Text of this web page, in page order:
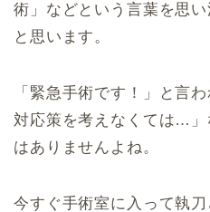
術」などという言葉を思
と思います。
「緊急手術です！」と言
対応策を考えなくては…
はありませんよね。
今すぐ手術室に入って執刀